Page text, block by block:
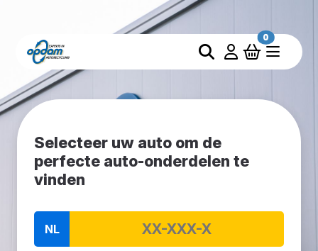
0
Selecteer uw auto om de
perfecte auto-onderdelen te
vinden
NL